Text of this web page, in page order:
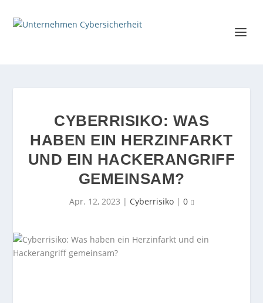
CYBERRISIKO: WAS
HABEN EIN HERZINFARKT
UND EIN HACKERANGRIFF
GEMEINSAM?
Apr. 12, 2023 | Cyberrisiko| 0